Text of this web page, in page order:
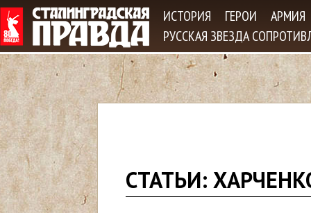
ИСТОРИЯ ГЕРОИ
АРМИЯ
РУССКАЯ ЗВЕЗДА
ы
СТАТЬИ: